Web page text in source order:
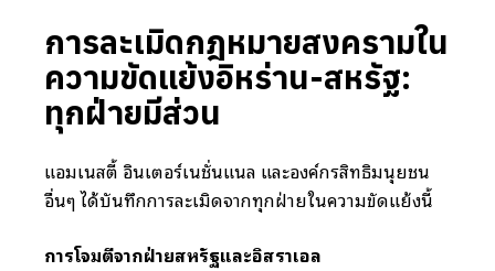
การละเมิดกฎหมายสงครามใน
ความขัดแย้งอิหร่าน-สหรัฐ:
ทุกฝ่ายมีส่วน
แอมเนสตี้ อินเตอร์เนชั่นแนล และองค์กรสิทธิมนุษยชน
อื่นๆ ได้บันทึกการละเมิดจากทุกฝ่ายในความขัดแย้งนี้
การโจมตีจากฝ่ายสหรัฐและอิสราเอล